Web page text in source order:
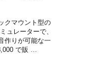
クマウント型の
ュレーターで、
作りが可能な一
で販 …